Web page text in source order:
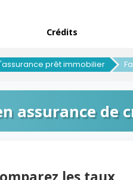
Crédits
prêt immobilier
assurance de